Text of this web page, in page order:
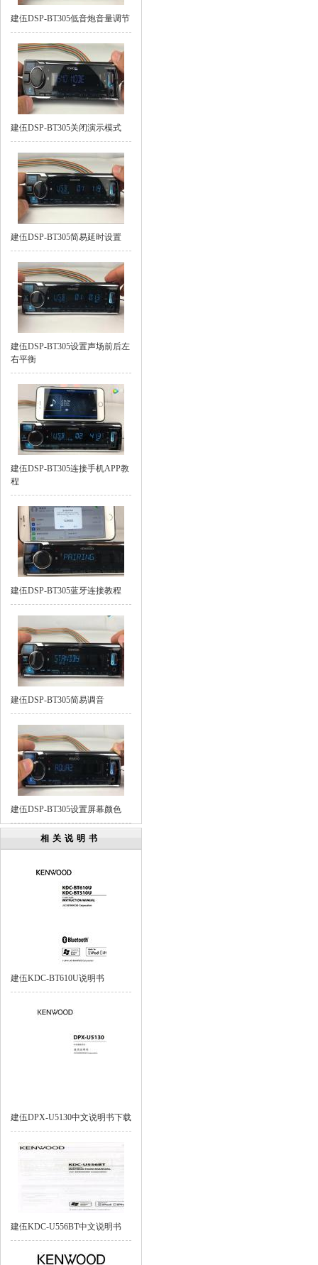
建伍DSP-BT305低音炮音量调节
建伍DSP-BT305关闭演示模式
建伍DSP-BT305简易延时设置
建伍DSP-BT305设置声场前后左
右平衡
建伍DSP-BT305连接手机APP教
程
建伍DSP-BT305蓝牙连接教程
建伍DSP-BT305简易调音
建伍DSP-BT305设置屏幕颜色
相关说明书
建伍KDC-BT610U说明书
建伍DPX-U5130中文说明书下载
建伍KDC-U556BT中文说明书